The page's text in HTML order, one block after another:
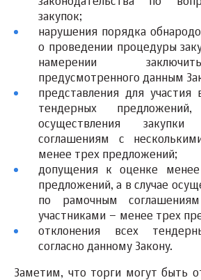
закупок;
нарушения порядка
о проведении процедуры
намерении
предусмотренного данным
представления для
тендерных
осуществления
соглашениям с
менее трех предложений;
допущения к оценке
предложений, а в случае
по рамочным
участниками – менее трех
отклонения всех
согласно данному Закону.
Заметим, что торги могут быть